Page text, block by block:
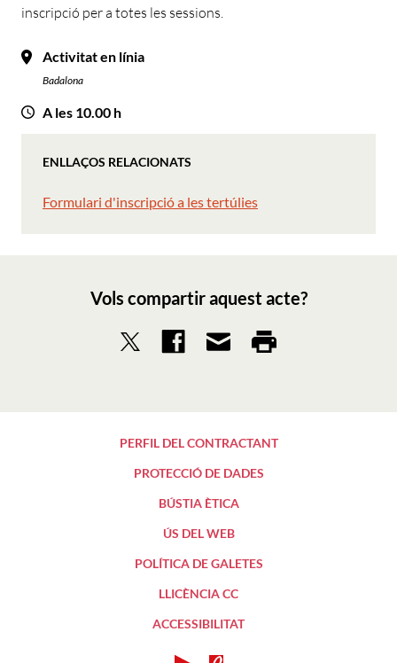
inscripció per a totes les sessions.
Activitat en línia
Badalona
A les 10.00 h
ENLLAÇOS RELACIONATS
Formulari d'inscripció a les tertúlies
Vols compartir aquest acte?
PERFIL DEL CONTRACTANT
PROTECCIÓ DE DADES
BÚSTIA ÈTICA
ÚS DEL WEB
POLÍTICA DE GALETES
LLICÈNCIA CC
ACCESSIBILITAT